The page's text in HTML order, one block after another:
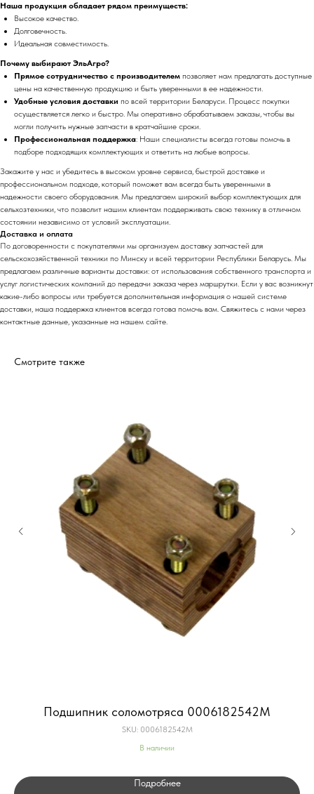
Наша продукция обладает рядом преимуществ:
Высокое качество.
Долговечность.
Идеальная совместимость.
Почему выбирают ЭльАгро?
Прямое сотрудничество с производителем позволяет нам предлагать доступные
цены на качественную продукцию и быть уверенными в ее надежности.
Удобные условия доставки по всей территории Беларуси. Процесс покупки
осуществляется легко и быстро. Мы оперативно обрабатываем заказы, чтобы вы
могли получить нужные запчасти в кратчайшие сроки.
Профессиональная поддержка: Наши специалисты всегда готовы помочь в
подборе подходящих комплектующих и ответить на любые вопросы.
Закажите у нас и убедитесь в высоком уровне сервиса, быстрой доставке и
профессиональном подходе, который поможет вам всегда быть уверенными в
надежности своего оборудования. Мы предлагаем широкий выбор комплектующих для
сельхозтехники, что позволит нашим клиентам поддерживать свою технику в отличном
состоянии независимо от условий эксплуатации.
Доставка и оплата
По договоренности с покупателями мы организуем доставку запчастей для
сельскохозяйственной техники по Минску и всей территории Республики Беларусь. Мы
предлагаем различные варианты доставки: от использования собственного транспорта и
услуг логистических компаний до передачи заказа через маршрутки. Если у вас возникнут
какие-либо вопросы или требуется дополнительная информация о нашей системе
доставки, наша поддержка клиентов всегда готова помочь вам. Свяжитесь с нами через
контактные данные, указанные на нашем сайте.
Смотрите также
Подшипник соломотряса 0006182542M
SKU: 0006182542M
В наличии
Подробнее